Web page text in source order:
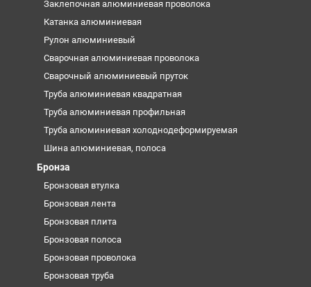
Заклепочная алюминиевая проволока
Катанка алюминиевая
Рулон алюминиевый
Сварочная алюминиевая проволока
Сварочный алюминиевый пруток
Труба алюминиевая квадратная
Труба алюминиевая профильная
Труба алюминиевая холоднодеформируемая
Шина алюминиевая, полоса
Бронза
Бронзовая втулка
Бронзовая лента
Бронзовая плита
Бронзовая полоса
Бронзовая проволока
Бронзовая труба